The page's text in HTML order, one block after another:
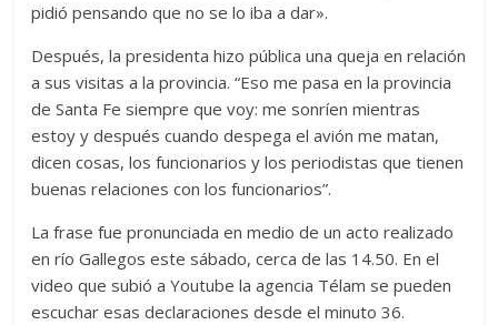
pidió pensando que no se lo iba a dar».
Después, la presidenta hizo pública una queja en relación
a sus visitas a la provincia. “Eso me pasa en la provincia
de Santa Fe siempre que voy: me sonríen mientras
estoy y después cuando despega el avión me matan,
dicen cosas, los funcionarios y los periodistas que tienen
buenas relaciones con los funcionarios”.
La frase fue pronunciada en medio de un acto realizado
en río Gallegos este sábado, cerca de las 14.50. En el
video que subió a Youtube la agencia Télam se pueden
escuchar esas declaraciones desde el minuto 36.